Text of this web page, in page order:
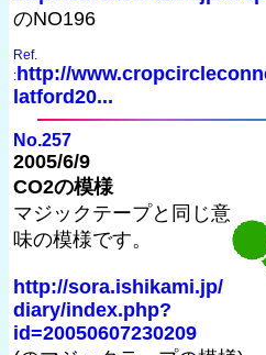
のNO196
Ref.
: http://
latford20...
No.257
2005/6/9
CO2の模様
マジックテープと同じ意
味の模様です。
http://sora.ishikami.jp/
diary/index.php?
id=20050607230209